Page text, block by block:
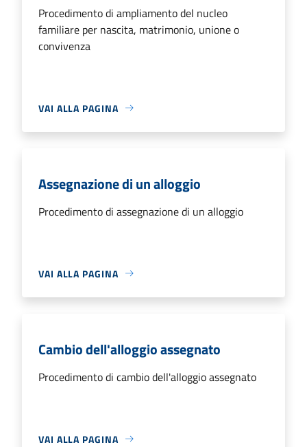
Procedimento di ampliamento del nucleo
familiare per nascita, matrimonio, unione o
convivenza
VAI ALLA PAGINA
Assegnazione di un alloggio
Procedimento di assegnazione di un alloggio
VAI ALLA PAGINA
Cambio dell'alloggio assegnato
Procedimento di cambio dell'alloggio assegnato
VAI ALLA PAGINA